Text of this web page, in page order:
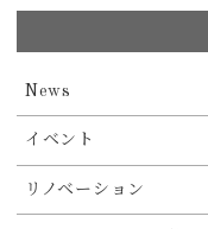
News
イベント
リノベーション